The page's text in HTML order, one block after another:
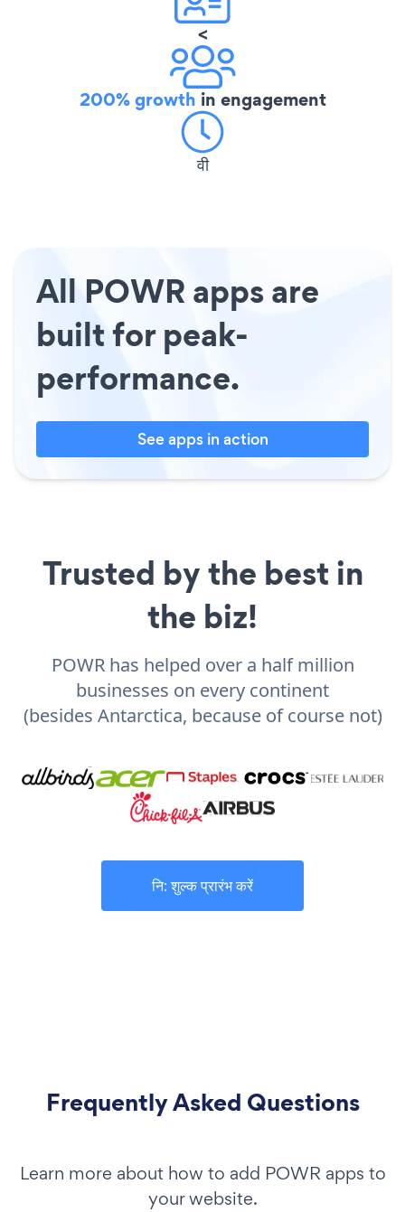
<
200% growth in engagement
वी
All POWR apps are
built for peak-
performance.
See apps in action
Trusted by the best in
the biz!
POWR has helped over a half million
businesses on every continent
(besides Antarctica, because of course not)
नि: शुल्क प्रारंभ करें
Frequently Asked Questions
Learn more about how to add POWR apps to
your website.